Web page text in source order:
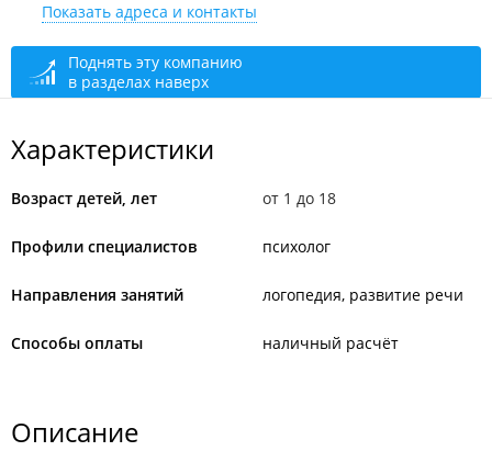
+7 914 324-69-70
По предварительной записи
Показать адреса и контакты
Поднять эту компанию
в разделах наверх
Характеристики
Возраст детей, лет от 1 до 18
Профили специалистов психолог
Направления занятий логопедия, развитие речи
Способы оплаты наличный расчёт
Описание